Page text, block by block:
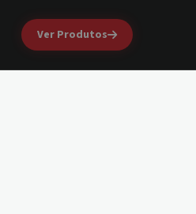
Ver Produtos